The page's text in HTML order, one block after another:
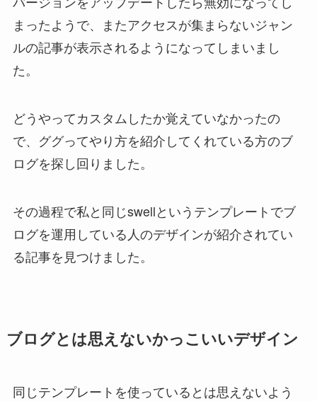
まったようで、またアクセスが集まらないジャン
ルの記事が表示されるようになってしまいまし
た。
どうやってカスタムしたか覚えていなかったの
で、ググってやり方を紹介してくれている方のブ
ログを探し回りました。
その過程で私と同じswellというテンプレートでブ
ログを運用している人のデザインが紹介されてい
る記事を見つけました。
ブログとは思えないかっこいいデザイン
同じテンプレートを使っているとは思えないよう